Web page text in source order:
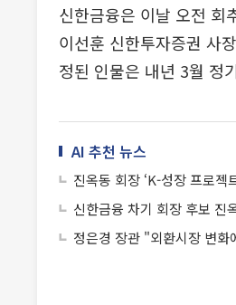
신한금융은 이날 오전 회
이선훈 신한투자증권 사
정된 인물은 내년 3월 정
AI 추천 뉴스
진옥동 회장 ‘K-성장 프로
신한금융 차기 회장 후보 진
정은경 장관 "외환시장 변